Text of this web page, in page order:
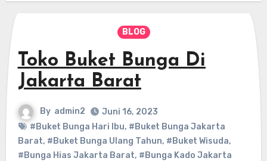
BLOG
Toko Buket Bunga Di
Jakarta Barat
By admin2
Juni 16, 2023
#Buket Bunga Hari Ibu, #Buket Bunga Jakarta
Barat, #Buket Bunga Ulang Tahun, #Buket Wisuda,
#Bunga Hias Jakarta Barat, #Bunga Kado Jakarta